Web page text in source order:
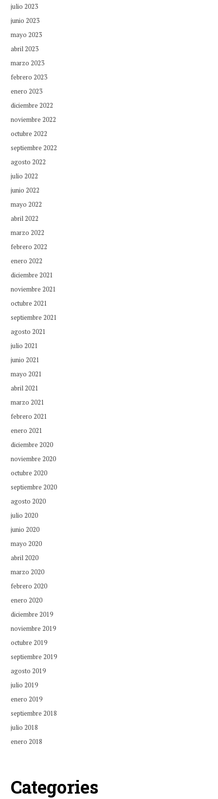
julio 2023
junio 2023
mayo 2023
abril 2023
marzo 2023
febrero 2023
enero 2023
diciembre 2022
noviembre 2022
octubre 2022
septiembre 2022
agosto 2022
julio 2022
junio 2022
mayo 2022
abril 2022
marzo 2022
febrero 2022
enero 2022
diciembre 2021
noviembre 2021
octubre 2021
septiembre 2021
agosto 2021
julio 2021
junio 2021
mayo 2021
abril 2021
marzo 2021
febrero 2021
enero 2021
diciembre 2020
noviembre 2020
octubre 2020
septiembre 2020
agosto 2020
julio 2020
junio 2020
mayo 2020
abril 2020
marzo 2020
febrero 2020
enero 2020
diciembre 2019
noviembre 2019
octubre 2019
septiembre 2019
agosto 2019
julio 2019
enero 2019
septiembre 2018
julio 2018
enero 2018
Categories